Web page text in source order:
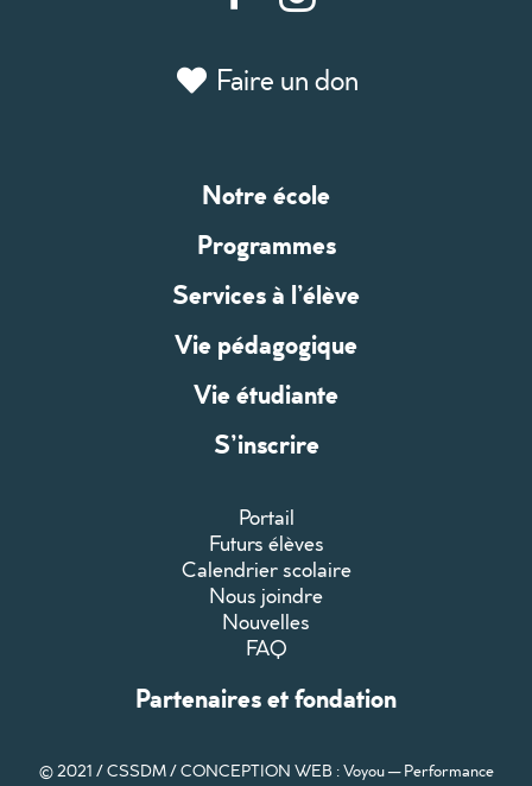
Faire un don
Notre école
Programmes
Services à l’élève
Vie pédagogique
Vie étudiante
S’inscrire
Portail
Futurs élèves
Calendrier scolaire
Nous joindre
Nouvelles
FAQ
Partenaires et fondation
© 2021 / CSSDM /CONCEPTION WEB : Voyou — Performance